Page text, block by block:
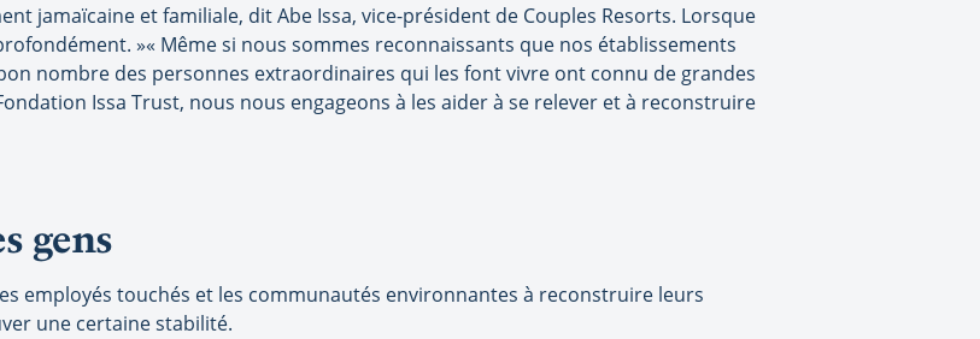
jamaïcaine et familiale, dit Abe Issa, vice-président de Couples Resorts. Lorsque
»« Même si nous sommes reconnaissants que nos établissements
nombre des personnes extraordinaires qui les font vivre ont connu de grandes
Issa Trust, nous nous engageons à les aider à se relever et à reconstruire
gens
employés touchés et les communautés environnantes à reconstruire leurs
une certaine stabilité.